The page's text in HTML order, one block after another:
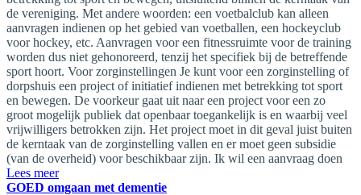
de vereniging. Met andere woorden: een voetbalclub kan alleen
aanvragen indienen op het gebied van voetballen, een hockeyclub
voor hockey, etc. Aanvragen voor een fitnessruimte voor de training
worden dus niet gehonoreerd, tenzij het specifiek bij de betreffende
sport hoort. Voor zorginstellingen Je kunt voor een zorginstelling of
dorpshuis een project of initiatief indienen met betrekking tot sport
en bewegen. De voorkeur gaat uit naar een project voor een zo
groot mogelijk publiek dat openbaar toegankelijk is en waarbij veel
vrijwilligers betrokken zijn. Het project moet in dit geval juist buiten
de kerntaak van de zorginstelling vallen en er moet geen subsidie
(van de overheid) voor beschikbaar zijn. Ik wil een aanvraag doen
Lees meer
GOED omgaan met dementie